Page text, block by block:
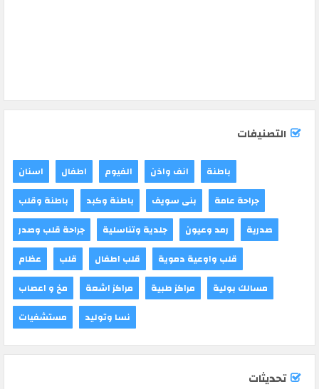
التصنيفات
اسنان اطفال الفيوم انف واذن
باطنة
باطنة وقلب
باطنة وكبد بنى سويف
جراحة عامة
جراحة قلب وصدر
جلدية وتناسلية رمد وعيون
صدرية
عظام
قلب قلب اطفال
قلب واوعية دموية
مخ و اعصاب
مراكز اشعة مراكز طبية
مسالك بولية
مستشفيات
نسا وتوليد
تحديثات